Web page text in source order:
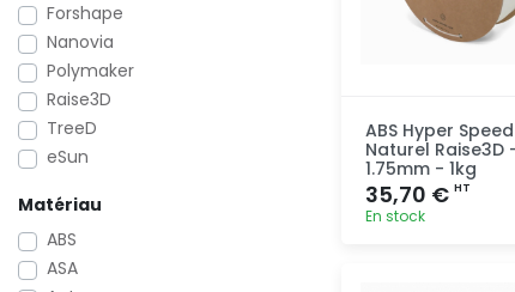
Forshape
Nanovia
Polymaker
Raise3D
TreeD
eSun
Matériau
ABS
ASA
ABS Hyper
Naturel Raise3D
1.75mm - 1kg
35,70 € HT
En stock